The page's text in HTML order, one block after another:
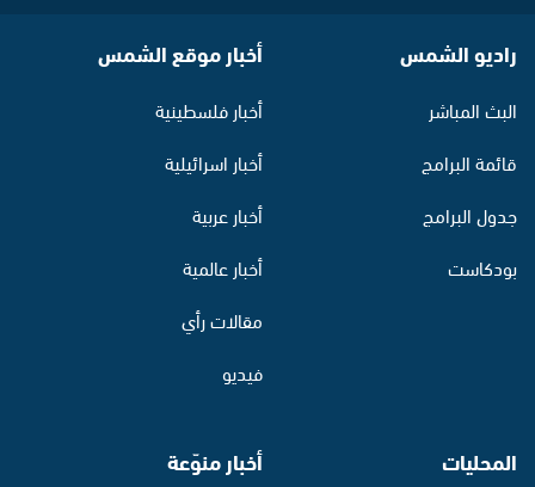
راديو الشمس
البث المباشر
قائمة البرامج
جدول البرامج
بودكاست
أخبار موقع الشمس
أخبار فلسطينية
أخبار اسرائيلية
أخبار عربية
أخبار عالمية
مقالات رأي
فيديو
المحليات أخبار منوّعة